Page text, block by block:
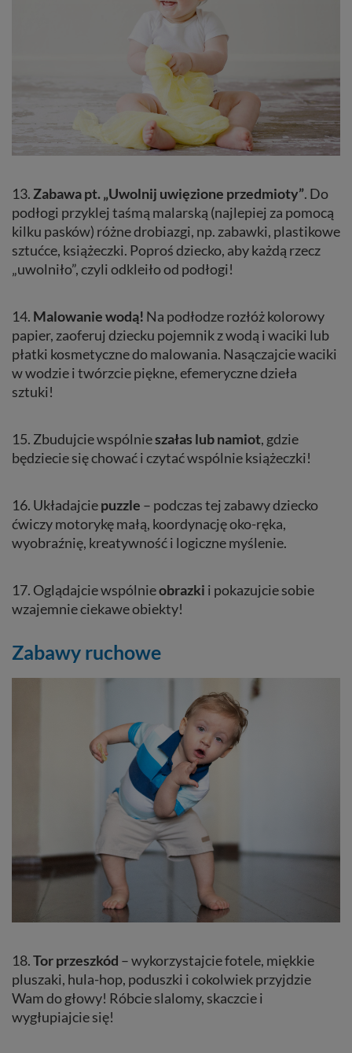
13.Zabawa pt. „Uwolnij uwięzione przedmioty”. Do
podłogi przyklej taśmą malarską (najlepiej za pomocą
kilku pasków) różne drobiazgi, np. zabawki, plastikowe
sztućce, książeczki. Poproś dziecko, aby każdą rzecz
„uwolniło”, czyli odkleiło od podłogi!
14. Malowanie wodą! Na podłodze rozłóż kolorowy
papier, zaoferuj dziecku pojemnik z wodą i waciki lub
płatki kosmetyczne do malowania. Nasączajcie waciki
w wodzie i twórzcie piękne, efemeryczne dzieła
sztuki!
15. Zbudujcie wspólnieszałas lub namiot, gdzie
będziecie się chować i czytać wspólnie książeczki!
16. Układajciepuzzle – podczas tej zabawy dziecko
ćwiczy motorykę małą, koordynację oko-ręka,
wyobraźnię, kreatywność i logiczne myślenie.
17. Oglądajcie wspólnieobrazki i pokazujcie sobie
wzajemnie ciekawe obiekty!
Zabawy ruchowe
18.Tor przeszkód – wykorzystajcie fotele, miękkie
pluszaki, hula-hop, poduszki i cokolwiek przyjdzie
Wam do głowy! Róbcie slalomy, skaczcie i
wygłupiajcie się!